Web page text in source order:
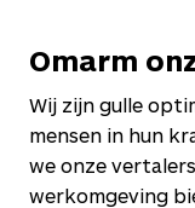
Omarm
Wij zijn gulle
mensen in hun
we onze
werkomgeving